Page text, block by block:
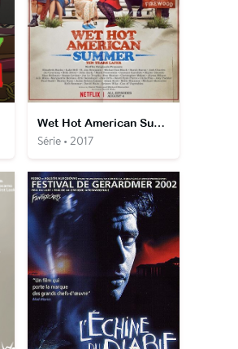
Wet Hot American Summer: Ten Years Later
Série • 2017